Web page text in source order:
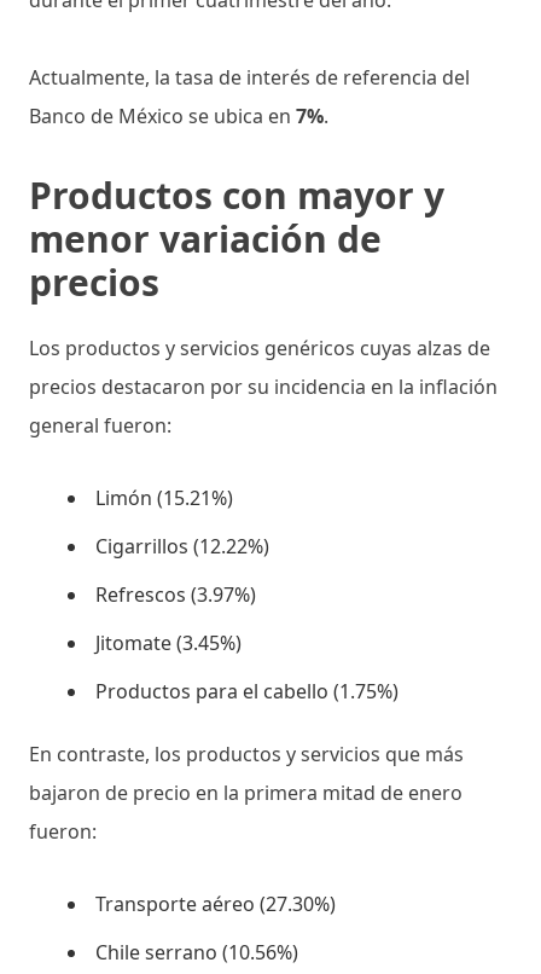
Actualmente, la tasa de interés de referencia del
Banco de México se ubica en 7%.
Productos con mayor y
menor variación de
precios
Los productos y servicios genéricos cuyas alzas de
precios destacaron por su incidencia en la inflación
general fueron:
Limón (15.21%)
Cigarrillos (12.22%)
Refrescos (3.97%)
Jitomate (3.45%)
Productos para el cabello (1.75%)
En contraste, los productos y servicios que más
bajaron de precio en la primera mitad de enero
fueron:
Transporte aéreo (27.30%)
Chile serrano (10.56%)